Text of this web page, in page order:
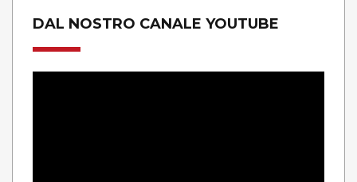
DAL NOSTRO CANALE YOUTUBE